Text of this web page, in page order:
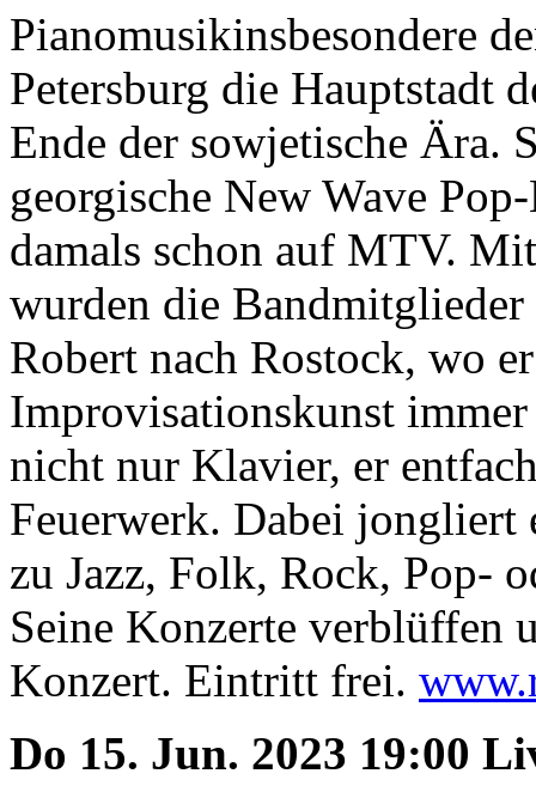
Pianomusikinsbesondere
Petersburg die Hauptstadt
Ende der sowjetische Ära.
georgische New Wave
damals schon auf MTV.
wurden die
Robert nach Rostock, wo
Improvisationskunst
nicht nur Klavier, er
Feuerwerk. Dabei
zu Jazz, Folk, Rock, Pop-
Seine Konzerte verblüffen
Konzert. Eintritt frei.
Do 15. Jun. 2023 19:00